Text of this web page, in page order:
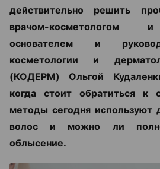
действительно решить
врачом-косметологом
основателем и
косметологии и
(КОДЕРМ) Ольгой
когда стоит обратиться к
методы сегодня используют
волос и можно ли
облысение.